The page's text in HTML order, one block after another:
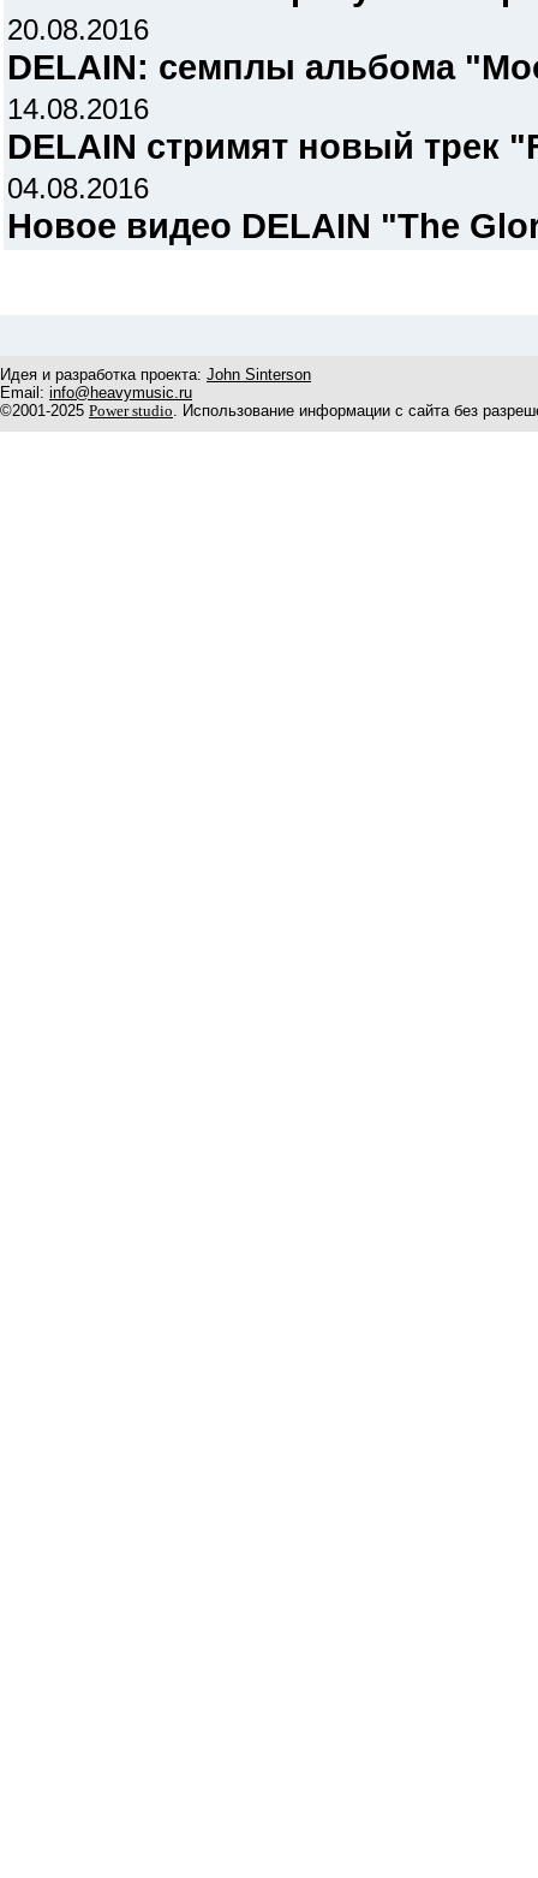
20.08.2016
DELAIN: семплы альбома
14.08.2016
DELAIN стримят новый трек
04.08.2016
Новое видео DELAIN "The
Идея и разработка проекта: John Sinterson
Email: info@heavymusic.ru
©2001-2025 Power studio. Использование информации с сайта без